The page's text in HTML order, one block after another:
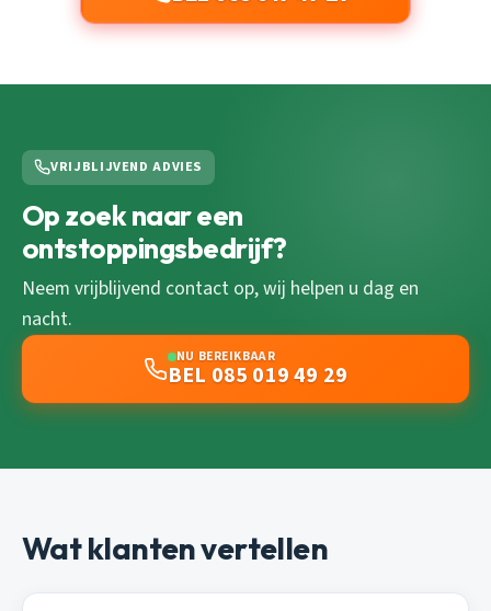
VRIJBLIJVEND ADVIES
Op zoek naar een
ontstoppingsbedrijf?
Neem vrijblijvend contact op, wij helpen u dag en
nacht.
NU BEREIKBAAR
BEL 085 019 49 29
Wat klanten vertellen